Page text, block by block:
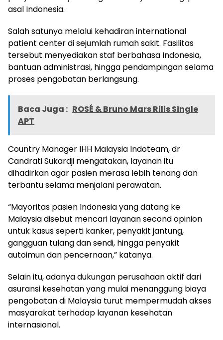
asal Indonesia.
Salah satunya melalui kehadiran international
patient center di sejumlah rumah sakit. Fasilitas
tersebut menyediakan staf berbahasa Indonesia,
bantuan administrasi, hingga pendampingan selama
proses pengobatan berlangsung.
Baca Juga : ROSÉ & Bruno Mars Rilis Single
APT
Country Manager IHH Malaysia Indoteam, dr
Candrati Sukardji mengatakan, layanan itu
dihadirkan agar pasien merasa lebih tenang dan
terbantu selama menjalani perawatan.
“Mayoritas pasien Indonesia yang datang ke
Malaysia disebut mencari layanan second opinion
untuk kasus seperti kanker, penyakit jantung,
gangguan tulang dan sendi, hingga penyakit
autoimun dan pencernaan,” katanya.
Selain itu, adanya dukungan perusahaan aktif dari
asuransi kesehatan yang mulai menanggung biaya
pengobatan di Malaysia turut mempermudah akses
masyarakat terhadap layanan kesehatan
internasional.